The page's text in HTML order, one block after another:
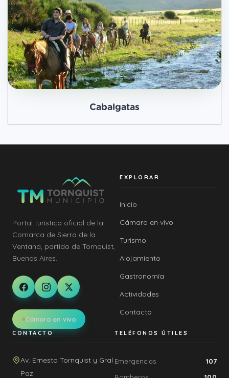
Cabalgatas
Portal turístico oficial de la
Comarca de Sierra de la
Ventana, partido de Tornquist,
Buenos Aires.
Cámara en vivo
EXPLORAR
Inicio
Cámara en vivo
Turismo
Alojamiento
Gastronomía
Actividades
Contacto
CONTACTO
Av. Ernesto Tornquist y Gral
Paz
TELÉFONOS ÚTILES
Emergencias
107